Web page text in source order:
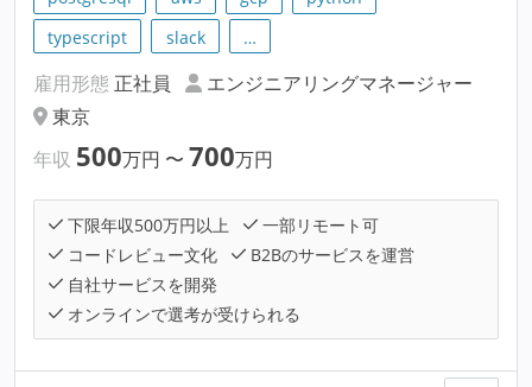
typescript
slack …
雇用形態 正社員
エンジニアリングマネージャー
東京
年収 500万円 〜 700万円
下限年収500万円以上
一部リモート可
コードレビュー文化
B2Bのサービスを運営
自社サービスを開発
オンラインで選考が受けられる